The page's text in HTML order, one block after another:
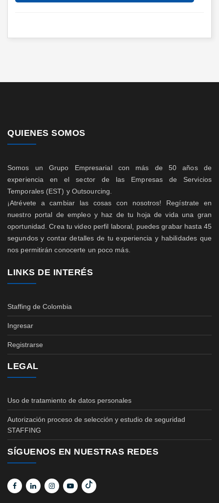
QUIENES SOMOS
Somos un Grupo Empresarial con más de 50 años de
experiencia en el sector de las Empresas de Servicios
Temporales (EST) y Outsourcing.
¡Atrévete a cambiar las cosas con nosotros! Regístrate en
nuestro portal de empleo y haz de tu hoja de vida una gran
oportunidad. Crea tu video perfil laboral, puedes grabar hasta 45
segundos y contar detalles de tu experiencia y habilidades que
nos permitirán conocerte un poco más.
LINKS DE INTERÉS
Staffing de Colombia
Ingresar
Registrarse
LEGAL
Uso de tratamiento de datos personales
Autorización proceso de selección y estudio de seguridad
STAFFING
SÍGUENOS EN NUESTRAS REDES